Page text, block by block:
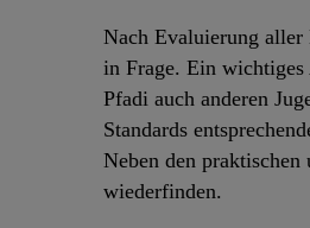
Nach Evaluierung
in Frage. Ein
Pfadi auch anderen
Standards
Neben den
wiederfinden.